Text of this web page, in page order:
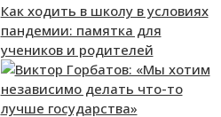
Как ходить в школу в условиях
пандемии: памятка для
учеников и родителей